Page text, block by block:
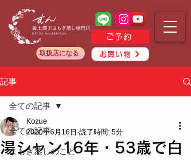
ご予約
お買い物
取扱店になる
記事
全ての記事
よもぎ蒸しのこと
全ての記事
湯シャン16年・53歳で白
Kozue
2020年6月16日 読了時間: 5分